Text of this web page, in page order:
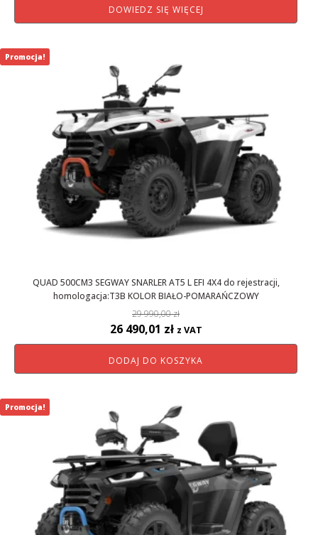
DOWIEDZ SIĘ WIĘCEJ
QUAD 500CM3 SEGWAY SNARLER AT5 L EFI 4X4 do rejestracji,
homologacja:T3B KOLOR BIAŁO-POMARAŃCZOWY
29 990,00zł
Pierwotna
cena
wynosiła:
26 490,01 złAktualna
cena
wynosi:
z VAT
DODAJ DO KOSZYKA
Promocja!
Promocja!